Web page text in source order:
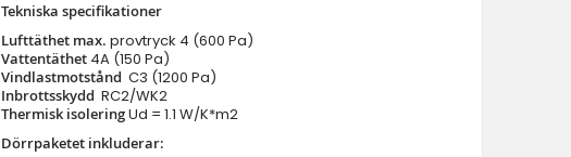
Tekniska specifikationer
Lufttäthet max. provtryck 4 (600 Pa)
Vattentäthet 4A (150 Pa)
VindlastmotståndC3 (1200 Pa)
Inbrottsskydd RC2/WK2
Thermisk isoleringUd = 1.1 W/K*m2
Dörrpaketet inkluderar: